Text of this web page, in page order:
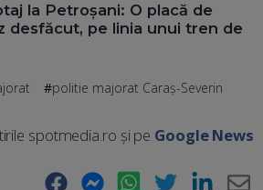
la Petroșani: O placă de
desfăcut, pe linia unui tren de
politie majorat Caraş-Severin
spotmedia.ro și pe Google News
Facebook Messenger WhatsApp Twitter LinkedIn